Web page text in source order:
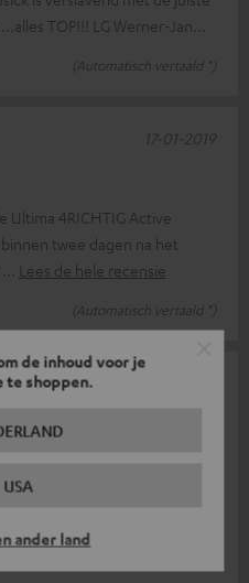
de inhoud voor je
te shoppen.
USA
ander land
TOP!!! LG Werner-Jan...
(Automatisch vertaald *)
Ultima 4RICHTIG Active
twee dagen na het
Lees de hele recensie
(Automatisch vertaald *)
17-01-2019
top
al onze verwachtingen op het